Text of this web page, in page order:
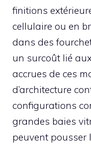
finitions
cellulaire ou en
dans des
un surcoût lié
accrues de ces
d’architecture
configurations
grandes baies
peuvent pousser